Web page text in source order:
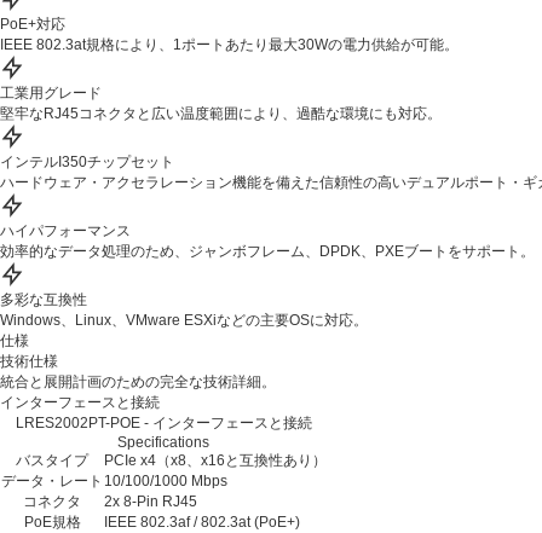
PoE+対応
IEEE 802.3at規格により、1ポートあたり最大30Wの電力供給が可能。
工業用グレード
堅牢なRJ45コネクタと広い温度範囲により、過酷な環境にも対応。
インテルI350チップセット
ハードウェア・アクセラレーション機能を備えた信頼性の高いデュアルポート・
ハイパフォーマンス
効率的なデータ処理のため、ジャンボフレーム、DPDK、PXEブートをサポート。
多彩な互換性
Windows、Linux、VMware ESXiなどの主要OSに対応。
仕様
技術仕様
統合と展開計画のための完全な技術詳細。
インターフェースと接続
LRES2002PT-POE - インターフェースと接続
Specifications
バスタイプ
PCIe x4（x8、x16と互換性あり）
データ・レート 10/100/1000 Mbps
コネクタ
2x 8-Pin RJ45
PoE規格
IEEE 802.3af / 802.3at (PoE+)